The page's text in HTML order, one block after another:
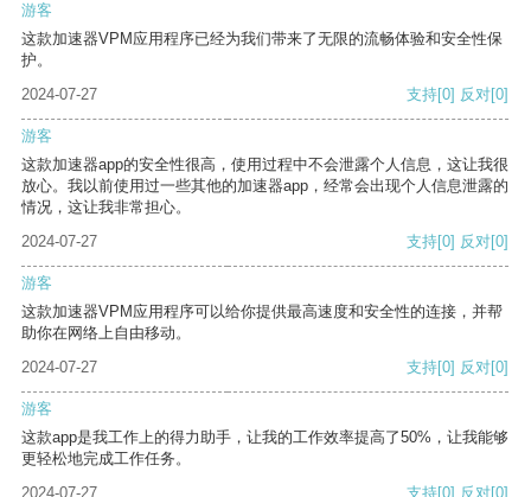
游客
这款加速器VPM应用程序已经为我们带来了无限的流畅体验和安全性保
护。
2024-07-27
支持[0] 反对[0]
游客
这款加速器app的安全性很高，使用过程中不会泄露个人信息，这让我很
放心。我以前使用过一些其他的加速器app，经常会出现个人信息泄露的
情况，这让我非常担心。
2024-07-27
支持[0] 反对[0]
游客
这款加速器VPM应用程序可以给你提供最高速度和安全性的连接，并帮
助你在网络上自由移动。
2024-07-27
支持[0] 反对[0]
游客
这款app是我工作上的得力助手，让我的工作效率提高了50%，让我能够
更轻松地完成工作任务。
2024-07-27
支持[0] 反对[0]